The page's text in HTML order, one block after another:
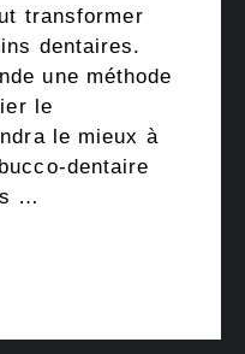
transformer
dentaires.
une méthode
le
le mieux à
dentaire
…